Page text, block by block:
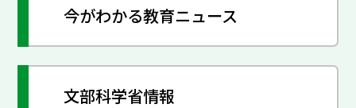
今がわかる教育ニュース
文部科学省情報